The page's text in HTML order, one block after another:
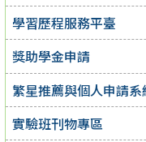
學習歷程服務平臺
獎助學金申請
繁星推薦與個人申請系
實驗班刊物專區